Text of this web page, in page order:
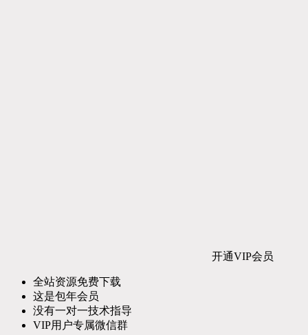
开通VIP会员
全站资源免费下载
这是包年会员
没有一对一技术指导
VIP用户专属微信群